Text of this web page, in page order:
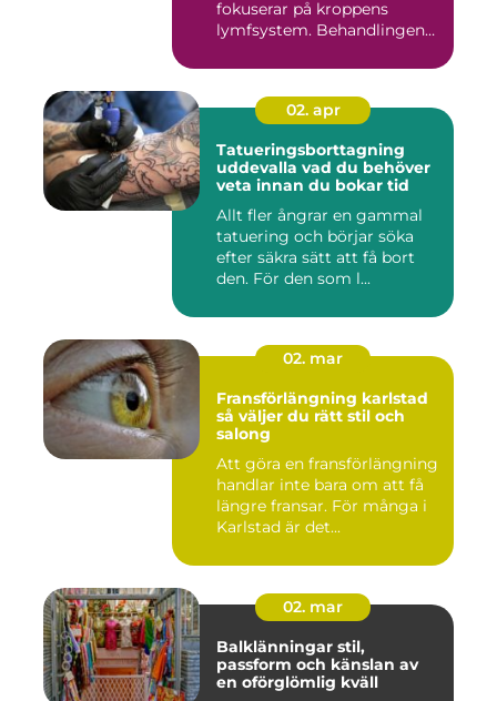
fokuserar på kroppens
lymfsystem. Behandlingen
02. apr
Tatueringsborttagning
uddevalla vad du behöver
veta innan du bokar tid
Allt fler ångrar en gammal
tatuering och börjar söka
efter säkra sätt att få bort
den. För den som l...
02. mar
Fransförlängning karlstad
så väljer du rätt stil och
salong
Att göra en fransförlängning
handlar inte bara om att få
längre fransar. För många i
Karlstad är det...
02. mar
Balklänningar stil,
passform och känslan av
en oförglömlig kväll